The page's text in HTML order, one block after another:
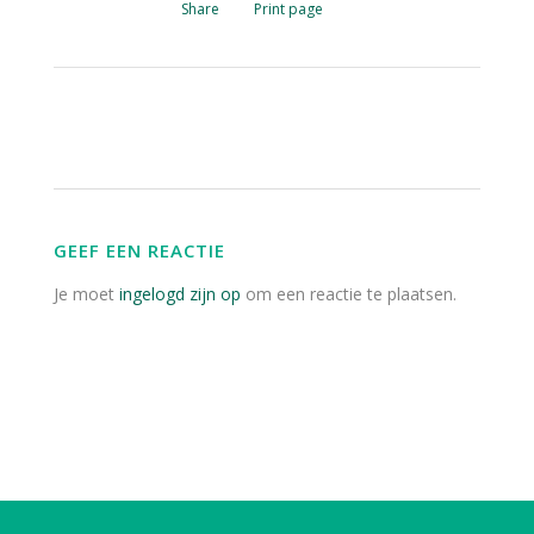
Share Print page
GEEF EEN REACTIE
Je moet ingelogd zijn op om een reactie te plaatsen.